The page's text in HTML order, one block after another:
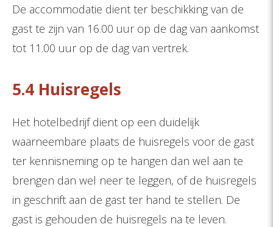
De accommodatie dient ter beschikking van de
gast te zijn van 16.00 uur op de dag van aankomst
tot 11.00 uur op de dag van vertrek.
5.4 Huisregels
Het hotelbedrijf dient op een duidelijk
waarneembare plaats de huisregels voor de gast
ter kennisneming op te hangen dan wel aan te
brengen dan wel neer te leggen, of de huisregels
in geschrift aan de gast ter hand te stellen. De
gast is gehouden de huisregels na te leven.